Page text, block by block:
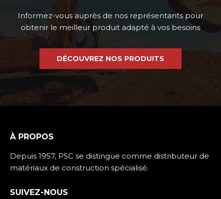
Informez-vous auprès de nos représentants pour
obtenir le meilleur produit adapté à vos besoins
DÉCOUVREZ NOS PRODUITS
À PROPOS
Depuis 1957, PSC se distingue comme distributeur de
matériaux de construction spécialisé.
SUIVEZ-NOUS